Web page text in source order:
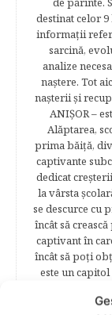
destinat celor
informaţii
sarcină,
analize
naştere. Tot
naşterii şi
ANIŞOR –
Alăptarea,
prima băiţă,
captivante
dedicat
la vârsta
se descurce cu
încât să
captivant în
încât să poţi
este un
capitol